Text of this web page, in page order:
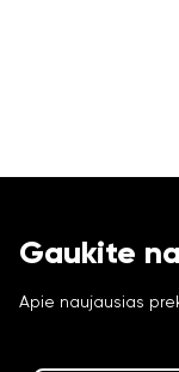
Gaukite
Apie naujausias